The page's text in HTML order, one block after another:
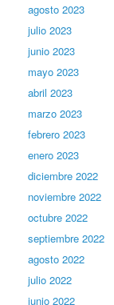
agosto 2023
julio 2023
junio 2023
mayo 2023
abril 2023
marzo 2023
febrero 2023
enero 2023
diciembre 2022
noviembre 2022
octubre 2022
septiembre 2022
agosto 2022
julio 2022
junio 2022